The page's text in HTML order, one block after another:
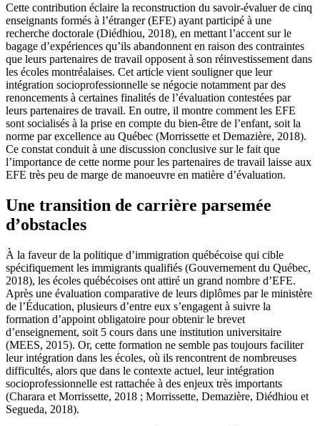
Cette contribution éclaire la reconstruction du savoir-évaluer de cinq
enseignants formés à l’étranger (EFE) ayant participé à une
recherche doctorale (Diédhiou, 2018), en mettant l’accent sur le
bagage d’expériences qu’ils abandonnent en raison des contraintes
que leurs partenaires de travail opposent à son réinvestissement dans
les écoles montréalaises. Cet article vient souligner que leur
intégration socioprofessionnelle se négocie notamment par des
renoncements à certaines finalités de l’évaluation contestées par
leurs partenaires de travail. En outre, il montre comment les EFE
sont socialisés à la prise en compte du bien-être de l’enfant, soit la
norme par excellence au Québec (Morrissette et Demazière, 2018).
Ce constat conduit à une discussion conclusive sur le fait que
l’importance de cette norme pour les partenaires de travail laisse aux
EFE très peu de marge de manoeuvre en matière d’évaluation.
Une transition de carrière parsemée
d’obstacles
À la faveur de la politique d’immigration québécoise qui cible
spécifiquement les immigrants qualifiés (Gouvernement du Québec,
2018), les écoles québécoises ont attiré un grand nombre d’EFE.
Après une évaluation comparative de leurs diplômes par le ministère
de l’Éducation, plusieurs d’entre eux s’engagent à suivre la
formation d’appoint obligatoire pour obtenir le brevet
d’enseignement, soit 5 cours dans une institution universitaire
(MEES, 2015). Or, cette formation ne semble pas toujours faciliter
leur intégration dans les écoles, où ils rencontrent de nombreuses
difficultés, alors que dans le contexte actuel, leur intégration
socioprofessionnelle est rattachée à des enjeux très importants
(Charara et Morrissette, 2018 ; Morrissette, Demazière, Diédhiou et
Segueda, 2018).